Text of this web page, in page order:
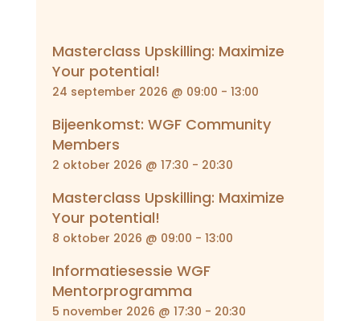
Masterclass Upskilling: Maximize
Your potential!
24 september 2026 @ 09:00 - 13:00
Bijeenkomst: WGF Community
Members
2 oktober 2026 @ 17:30 - 20:30
Masterclass Upskilling: Maximize
Your potential!
8 oktober 2026 @ 09:00 - 13:00
Informatiesessie WGF
Mentorprogramma
5 november 2026 @ 17:30 - 20:30